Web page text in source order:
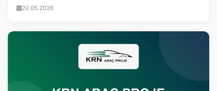
20.05.2026